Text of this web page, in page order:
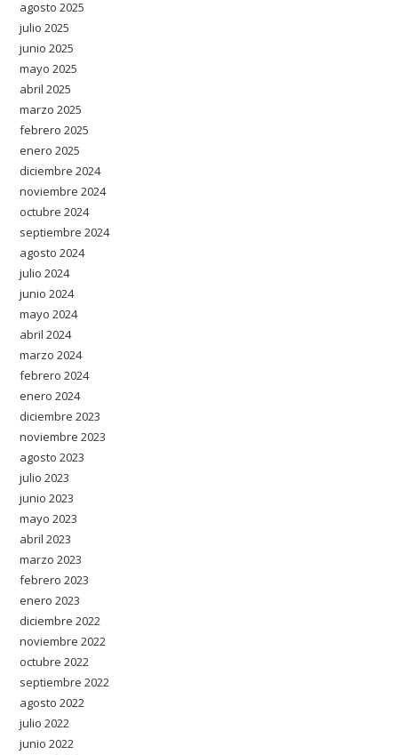
agosto 2025
julio 2025
junio 2025
mayo 2025
abril 2025
marzo 2025
febrero 2025
enero 2025
diciembre 2024
noviembre 2024
octubre 2024
septiembre 2024
agosto 2024
julio 2024
junio 2024
mayo 2024
abril 2024
marzo 2024
febrero 2024
enero 2024
diciembre 2023
noviembre 2023
agosto 2023
julio 2023
junio 2023
mayo 2023
abril 2023
marzo 2023
febrero 2023
enero 2023
diciembre 2022
noviembre 2022
octubre 2022
septiembre 2022
agosto 2022
julio 2022
junio 2022